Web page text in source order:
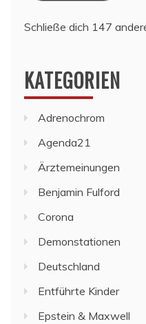
Schließe dich 147
KATEGORIEN
Adrenochrom
Agenda21
Ärztemeinungen
Benjamin Fulford
Corona
Demonstationen
Deutschland
Entführte Kinder
Epstein & Maxwell